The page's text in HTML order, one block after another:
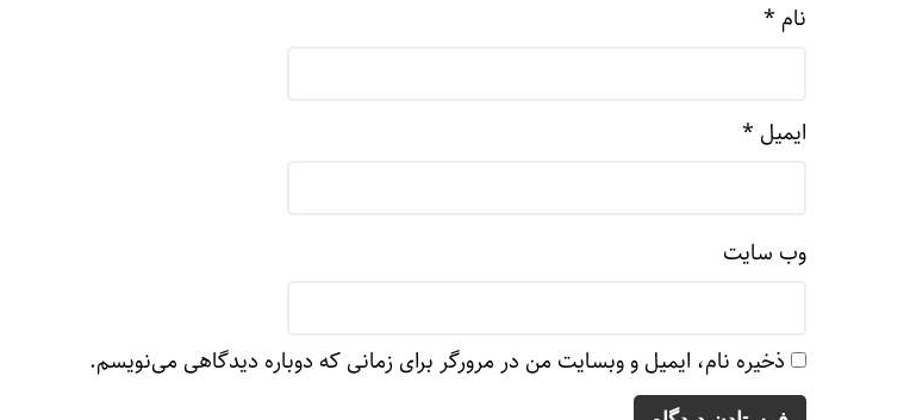
نام *
ایمیل *
وب‌ سایت
ذخیره نام، ایمیل و وبسایت من در مرورگر برای زمانی که دوباره دیدگاهی می‌نویسم.